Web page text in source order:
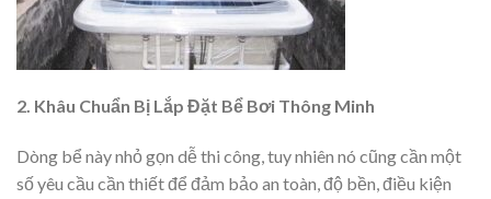
2. Khâu Chuẩn Bị Lắp Đặt Bể Bơi Thông Minh
Dòng bể này nhỏ gọn dễ thi công, tuy nhiên nó cũng cần một
số yêu cầu cần thiết để đảm bảo an toàn, độ bền, điều kiện